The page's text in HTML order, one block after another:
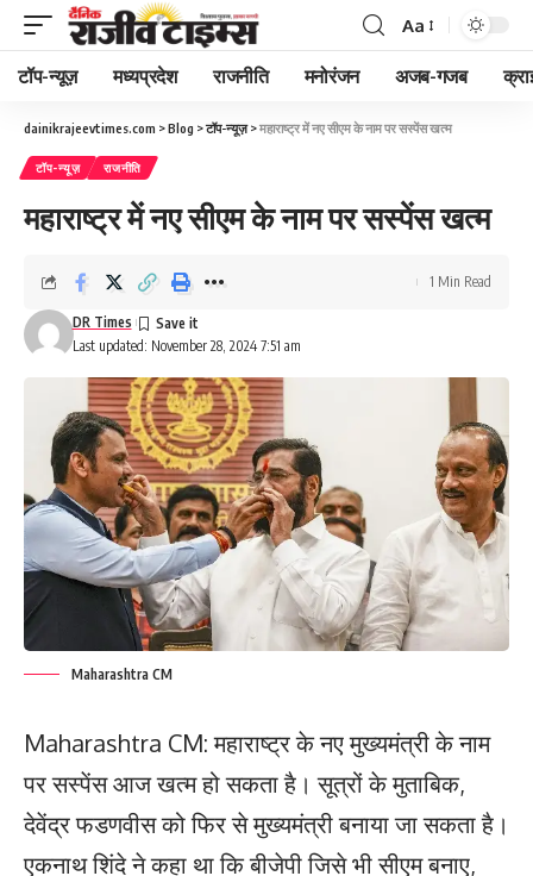
Font
Resizer
Aa
टॉप-न्यूज़ मध्यप्रदेश राजनीति मनोरंजन अजब-गजब
dainikrajeevtimes.com >Blog >टॉप-न्यूज़>महाराष्ट्र में नए सीएम के नाम पर सस्पेंस खत्म
टॉप-न्यूज़ राजनीति
महाराष्ट्र में नए सीएम के नाम पर सस्पेंस खत्म
Last updated: November 28, 2024 7:51 am
DR Times
1 Min Read
Maharashtra CM
Maharashtra CM: महाराष्ट्र के नए मुख्यमंत्री के नाम
पर सस्पेंस आज खत्म हो सकता है। सूत्रों के मुताबिक,
देवेंद्र फडणवीस को फिर से मुख्यमंत्री बनाया जा सकता है।
एकनाथ शिंदे ने कहा था कि बीजेपी जिसे भी सीएम बनाए,